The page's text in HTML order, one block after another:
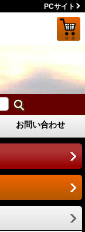
PCサイト
お問い合わせ